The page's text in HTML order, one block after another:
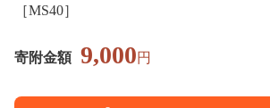
［MS40］
寄附金額 9,000円